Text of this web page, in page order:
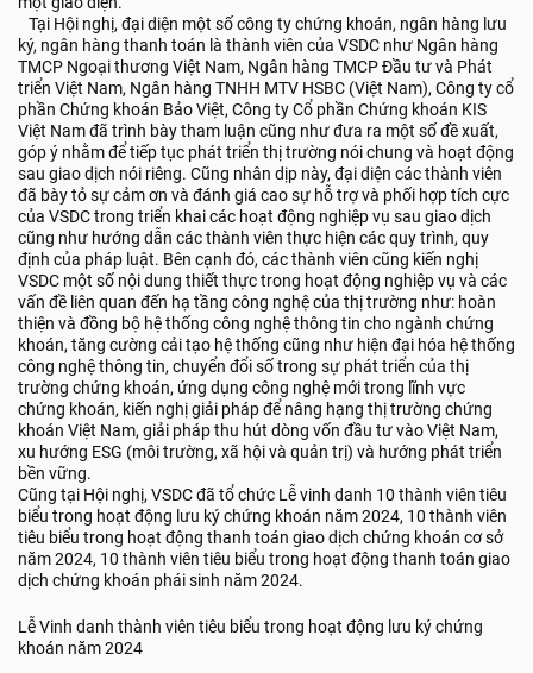
Tại Hội nghị, đại diện một số công ty chứng khoán, ngân hàng lưu
ký, ngân hàng thanh toán là thành viên của VSDC như Ngân hàng
TMCP Ngoại thương Việt Nam, Ngân hàng TMCP Đầu tư và Phát
triển Việt Nam, Ngân hàng TNHH MTV HSBC (Việt Nam), Công ty cổ
phần Chứng khoán Bảo Việt, Công ty Cổ phần Chứng khoán KIS
Việt Nam đã trình bày tham luận cũng như đưa ra một số đề xuất,
góp ý nhằm để tiếp tục phát triển thị trường nói chung và hoạt động
sau giao dịch nói riêng. Cũng nhân dịp này, đại diện các thành viên
đã bày tỏ sự cảm ơn và đánh giá cao sự hỗ trợ và phối hợp tích cực
của VSDC trong triển khai các hoạt động nghiệp vụ sau giao dịch
cũng như hướng dẫn các thành viên thực hiện các quy trình, quy
định của pháp luật. Bên cạnh đó, các thành viên cũng kiến nghị
VSDC một số nội dung thiết thực trong hoạt động nghiệp vụ và các
vấn đề liên quan đến hạ tầng công nghệ của thị trường như: hoàn
thiện và đồng bộ hệ thống công nghệ thông tin cho ngành chứng
khoán, tăng cường cải tạo hệ thống cũng như hiện đại hóa hệ thống
công nghệ thông tin, chuyển đổi số trong sự phát triển của thị
trường chứng khoán, ứng dụng công nghệ mới trong lĩnh vực
chứng khoán, kiến nghị giải pháp để nâng hạng thị trường chứng
khoán Việt Nam, giải pháp thu hút dòng vốn đầu tư vào Việt Nam,
xu hướng ESG (môi trường, xã hội và quản trị) và hướng phát triển
bền vững.
Cũng tại Hội nghị, VSDC đã tổ chức Lễ vinh danh 10 thành viên tiêu
biểu trong hoạt động lưu ký chứng khoán năm 2024, 10 thành viên
tiêu biểu trong hoạt động thanh toán giao dịch chứng khoán cơ sở
năm 2024, 10 thành viên tiêu biểu trong hoạt động thanh toán giao
dịch chứng khoán phái sinh năm 2024.
Lễ Vinh danh thành viên tiêu biểu trong hoạt động lưu ký chứng
khoán năm 2024